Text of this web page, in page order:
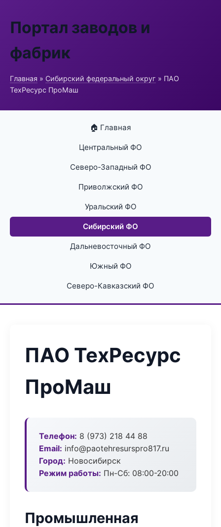
Портал заводов и
фабрик
Главная » Сибирский федеральный округ » ПАО
ТехРесурс ПроМаш
🏠 Главная
Центральный ФО
Северо-Западный ФО
Приволжский ФО
Уральский ФО
Сибирский ФО
Дальневосточный ФО
Южный ФО
Северо-Кавказский ФО
ПАО ТехРесурс
ПроМаш
Телефон: 8 (973) 218 44 88
Email: info@paotehresurspro817.ru
Город: Новосибирск
Режим работы: Пн-Сб: 08:00-20:00
Промышленная